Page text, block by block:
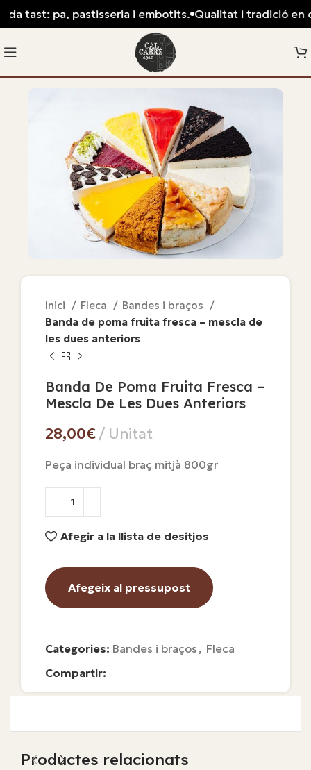
Inici Fleca
Bandes i braços
Banda de poma fruita fresca – mescla de
les dues anteriors
Banda De Poma Fruita Fresca –
Mescla De Les Dues Anteriors
€
Peça individual braç mitjà 800gr
Afegir a la llista de desitjos
Afegeix al pressupost
Categories: Bandes i braços , Fleca
Compartir:
Productes relacionats
tast: pa, pastisseria i embotits. Qualitat i tradició en